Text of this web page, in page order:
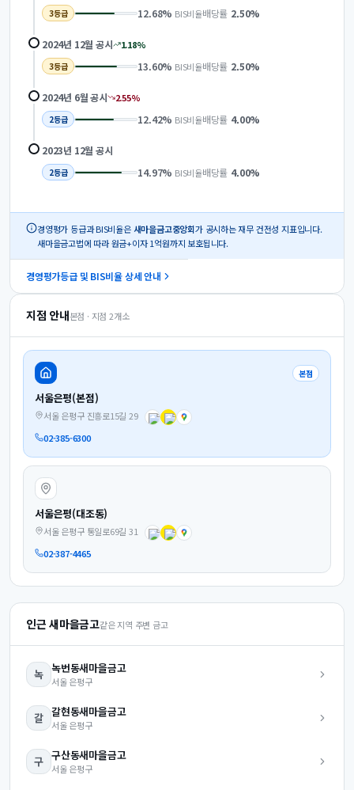
3등급 12.68% BIS비율배당률 2.50%
2024년 12월 공시 1.18%
3등급 13.60% BIS비율배당률 2.50%
2024년 6월공시 2.55%
2등급 12.42% BIS비율배당률 4.00%
2023년 12월 공시
2등급 14.97% BIS비율배당률 4.00%
경영평가 등급과 BIS비율은 새마을금고중앙회가 공시하는 재무 건전성 지표입니다.
새마을금고법에 따라 원금+이자 1억원까지 보호됩니다.
경영평가등급 및 BIS비율 상세 안내
지점 안내본점 · 지점 2개소
본점
서울은평(본점)
서울 은평구 진흥로15길 29
02-385-6300
서울은평(대조동)
서울 은평구 통일로69길 31
02-387-4465
인근 새마을금고같은 지역 주변 금고
녹 녹번동새마을금고
서울 은평구
갈 갈현동새마을금고
서울 은평구
구 구산동새마을금고
서울 은평구